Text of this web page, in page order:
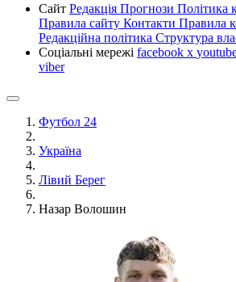
Сайт Редакція Прогнози Політика
Правила сайту Контакти Правила
Редакційна політика Структура
Соціальні мережі facebook x
viber
Футбол 24
Україна
Лівий Берег
Назар Волошин